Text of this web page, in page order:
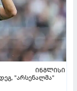
ᲘᲜᲒᲚᲘᲡᲘ
"არსენალმა"